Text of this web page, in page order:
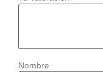
Nombre